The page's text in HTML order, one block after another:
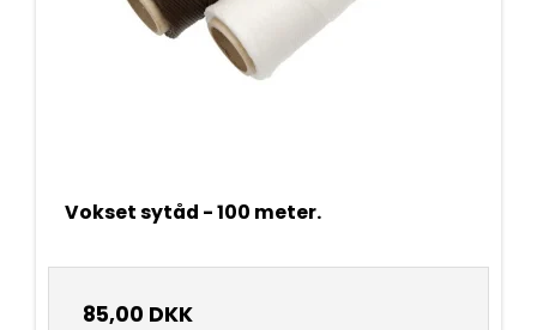
Vokset sytåd - 100 meter.
85,00 DKK